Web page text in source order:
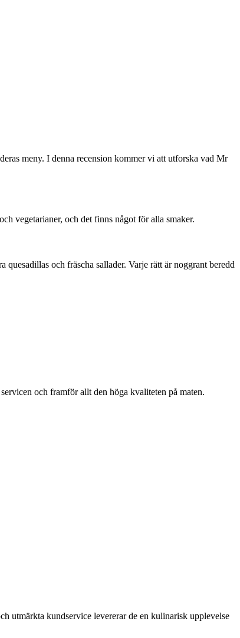
meny. I denna recension kommer vi att utforska vad Mr
vegetarianer, och det finns något för alla smaker.
och fräscha sallader. Varje rätt är noggrant beredd
och framför allt den höga kvaliteten på maten.
utmärkta kundservice levererar de en kulinarisk upplevelse